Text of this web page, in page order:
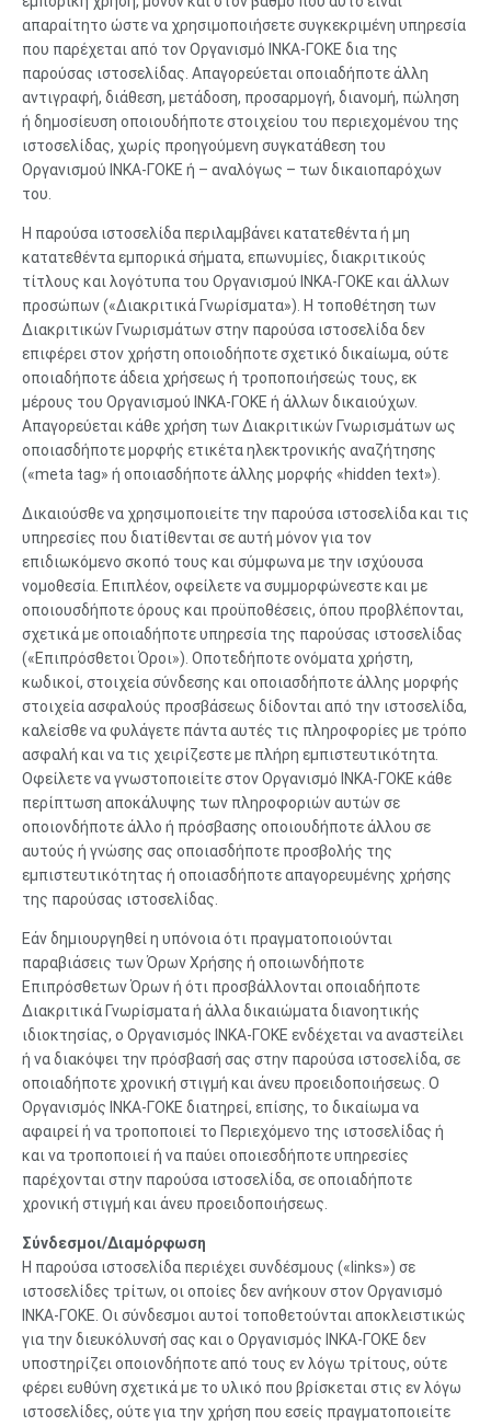
απαραίτητο ώστε να χρησιμοποιήσετε συγκεκριμένη υπηρεσία
που παρέχεται από τον Οργανισμό ΙΝΚΑ-ΓΟΚΕ δια της
παρούσας ιστοσελίδας. Απαγορεύεται οποιαδήποτε άλλη
αντιγραφή, διάθεση, μετάδοση, προσαρμογή, διανομή, πώληση
ή δημοσίευση οποιουδήποτε στοιχείου του περιεχομένου της
ιστοσελίδας, χωρίς προηγούμενη συγκατάθεση του
Οργανισμού ΙΝΚΑ-ΓΟΚΕ ή – αναλόγως – των δικαιοπαρόχων
του.
Η παρούσα ιστοσελίδα περιλαμβάνει κατατεθέντα ή μη
κατατεθέντα εμπορικά σήματα, επωνυμίες, διακριτικούς
τίτλους και λογότυπα του Οργανισμού ΙΝΚΑ-ΓΟΚΕ και άλλων
προσώπων («Διακριτικά Γνωρίσματα»). Η τοποθέτηση των
Διακριτικών Γνωρισμάτων στην παρούσα ιστοσελίδα δεν
επιφέρει στον χρήστη οποιοδήποτε σχετικό δικαίωμα, ούτε
οποιαδήποτε άδεια χρήσεως ή τροποποιήσεώς τους, εκ
μέρους του Οργανισμού ΙΝΚΑ-ΓΟΚΕ ή άλλων δικαιούχων.
Απαγορεύεται κάθε χρήση των Διακριτικών Γνωρισμάτων ως
οποιασδήποτε μορφής ετικέτα ηλεκτρονικής αναζήτησης
(«meta tag» ή οποιασδήποτε άλλης μορφής «hidden text»).
Δικαιούσθε να χρησιμοποιείτε την παρούσα ιστοσελίδα και τις
υπηρεσίες που διατίθενται σε αυτή μόνον για τον
επιδιωκόμενο σκοπό τους και σύμφωνα με την ισχύουσα
νομοθεσία. Επιπλέον, οφείλετε να συμμορφώνεστε και με
οποιουσδήποτε όρους και προϋποθέσεις, όπου προβλέπονται,
σχετικά με οποιαδήποτε υπηρεσία της παρούσας ιστοσελίδας
(«Επιπρόσθετοι Όροι»). Οποτεδήποτε ονόματα χρήστη,
κωδικοί, στοιχεία σύνδεσης και οποιασδήποτε άλλης μορφής
στοιχεία ασφαλούς προσβάσεως δίδονται από την ιστοσελίδα,
καλείσθε να φυλάγετε πάντα αυτές τις πληροφορίες με τρόπο
ασφαλή και να τις χειρίζεστε με πλήρη εμπιστευτικότητα.
Οφείλετε να γνωστοποιείτε στον Οργανισμό ΙΝΚΑ-ΓΟΚΕ κάθε
περίπτωση αποκάλυψης των πληροφοριών αυτών σε
οποιονδήποτε άλλο ή πρόσβασης οποιουδήποτε άλλου σε
αυτούς ή γνώσης σας οποιασδήποτε προσβολής της
εμπιστευτικότητας ή οποιασδήποτε απαγορευμένης χρήσης
της παρούσας ιστοσελίδας.
Εάν δημιουργηθεί η υπόνοια ότι πραγματοποιούνται
παραβιάσεις των Όρων Χρήσης ή οποιωνδήποτε
Επιπρόσθετων Όρων ή ότι προσβάλλονται οποιαδήποτε
Διακριτικά Γνωρίσματα ή άλλα δικαιώματα διανοητικής
ιδιοκτησίας, ο Οργανισμός ΙΝΚΑ-ΓΟΚΕ ενδέχεται να αναστείλει
ή να διακόψει την πρόσβασή σας στην παρούσα ιστοσελίδα, σε
οποιαδήποτε χρονική στιγμή και άνευ προειδοποιήσεως. Ο
Οργανισμός ΙΝΚΑ-ΓΟΚΕ διατηρεί, επίσης, το δικαίωμα να
αφαιρεί ή να τροποποιεί το Περιεχόμενο της ιστοσελίδας ή
και να τροποποιεί ή να παύει οποιεσδήποτε υπηρεσίες
παρέχονται στην παρούσα ιστοσελίδα, σε οποιαδήποτε
χρονική στιγμή και άνευ προειδοποιήσεως.
Σύνδεσμοι/Διαμόρφωση
Η παρούσα ιστοσελίδα περιέχει συνδέσμους («links») σε
ιστοσελίδες τρίτων, οι οποίες δεν ανήκουν στον Οργανισμό
ΙΝΚΑ-ΓΟΚΕ. Οι σύνδεσμοι αυτοί τοποθετούνται αποκλειστικώς
για την διευκόλυνσή σας και ο Οργανισμός ΙΝΚΑ-ΓΟΚΕ δεν
υποστηρίζει οποιονδήποτε από τους εν λόγω τρίτους, ούτε
φέρει ευθύνη σχετικά με το υλικό που βρίσκεται στις εν λόγω
ιστοσελίδες, ούτε για την χρήση που εσείς πραγματοποιείτε